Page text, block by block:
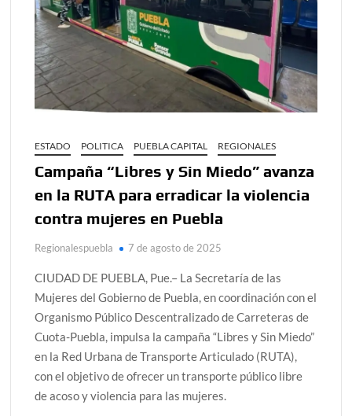
ESTADO POLITICA PUEBLA CAPITAL REGIONALES
Campaña “Libres y Sin Miedo” avanza
en la RUTA para erradicar la violencia
contra mujeres en Puebla
Regionalespuebla 7 de agosto de 2025
CIUDAD DE PUEBLA, Pue.– La Secretaría de las
Mujeres del Gobierno de Puebla, en coordinación con el
Organismo Público Descentralizado de Carreteras de
Cuota-Puebla, impulsa la campaña “Libres y Sin Miedo”
en la Red Urbana de Transporte Articulado (RUTA),
con el objetivo de ofrecer un transporte público libre
de acoso y violencia para las mujeres.